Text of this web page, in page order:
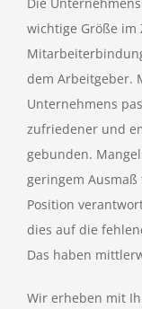
wichtige Größe im
dem Arbeitgeber.
Unternehmens
zufriedener und
gebunden.
geringem
Position
dies auf die
Das haben
Wir erheben mit